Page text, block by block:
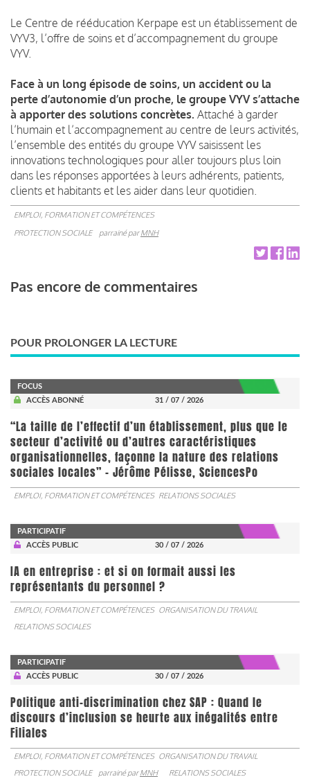
Le Centre de rééducation Kerpape est un établissement de
VYV3, l’offre de soins et d’accompagnement du groupe
VYV.
Face à un long épisode de soins, un accident ou la
perte d’autonomie d’un proche, le groupe VYV s’attache
à apporter des solutions concrètes. Attaché à garder
l’humain et l’accompagnement au centre de leurs activités,
l’ensemble des entités du groupe VYV saisissent les
innovations technologiques pour aller toujours plus loin
dans les réponses apportées à leurs adhérents, patients,
clients et habitants et les aider dans leur quotidien.
EMPLOI, FORMATION ET COMPÉTENCES
PROTECTION SOCIALE
parrainé parMNH
Pas encore de commentaires
POUR PROLONGER LA LECTURE
FOCUS
ACCÈS ABONNÉ
31 / 07 / 2026
“La taille de l’effectif d’un établissement, plus que le
secteur d’activité ou d’autres caractéristiques
organisationnelles, façonne la nature des relations
sociales locales” - Jérôme Pélisse, SciencesPo
EMPLOI, FORMATION ET COMPÉTENCES RELATIONS SOCIALES
PARTICIPATIF
ACCÈS PUBLIC
30 / 07 / 2026
IA en entreprise : et si on formait aussi les
représentants du personnel ?
EMPLOI, FORMATION ET COMPÉTENCES ORGANISATION DU TRAVAIL
RELATIONS SOCIALES
PARTICIPATIF
ACCÈS PUBLIC
30 / 07 / 2026
Politique anti-discrimination chez SAP : Quand le
discours d’inclusion se heurte aux inégalités entre
Filiales
EMPLOI, FORMATION ET COMPÉTENCES ORGANISATION DU TRAVAIL
PROTECTION SOCIALE
parrainé parMNH RELATIONS SOCIALES